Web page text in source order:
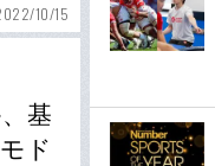
10/15
基
ド